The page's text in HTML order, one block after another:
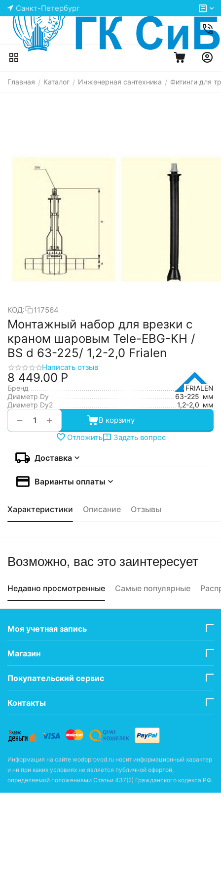
Санкт-Петербург
Главная / Каталог / Инженерная сантехника / Фитинги для
КОД: 117564
Монтажный набор для врезки с
краном шаровым Tele-EBG-KH /
BS d 63-225/ 1,2-2,0 Frialen
Написать отзыв
8 449.00 Р
Бренд
FRIALEN
Диаметр Dy
63-225 мм
Диаметр Dy2
1,2-2,0 мм
+
−
В корзину
Отложить
Задать вопрос
Доставка
Варианты оплаты
Характеристики Описание Отзывы
Возможно, вас это заинтересует
Недавно просмотренные Самые популярные
Моя учетная запись
Магазин
Покупательский сервис
Контакты
Информация на сайте wodoprovod.ru носит информационный характер
и ни при каких условиях не является публичной офертой,
определяемой положениями Статьи 437(2) Гражданского кодекса РФ.